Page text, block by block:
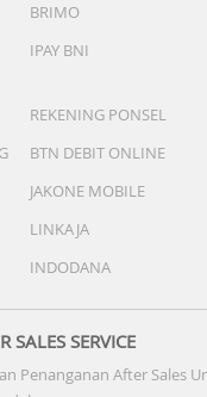
BRIMO
IPAY BNI
REKENING PONSEL
BTN DEBIT ONLINE
JAKONE MOBILE
LINKAJA
INDODANA
SALES SERVICE
Penanganan After Sales